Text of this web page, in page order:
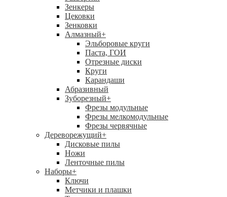
Зенкеры
Цековки
Зенковки
Алмазный+
Эльборовые круги
Паста, ГОИ
Отрезные диски
Круги
Карандаши
Абразивный
Зуборезный+
Фрезы модульные
Фрезы мелкомодульные
Фрезы червячные
Дереворежущий+
Дисковые пилы
Ножи
Ленточные пилы
Наборы+
Ключи
Метчики и плашки